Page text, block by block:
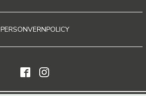
PERSONVERNPOLICY